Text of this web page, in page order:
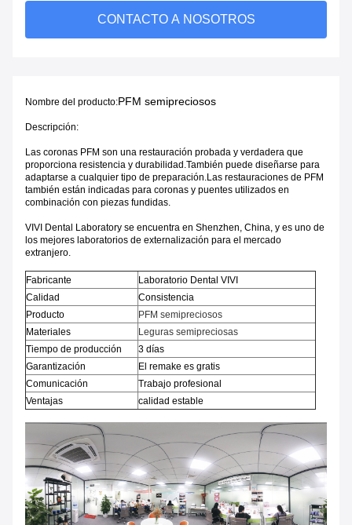
CONTACTO A NOSOTROS
Nombre del producto:PFM semipreciosos
Descripción:
Las coronas PFM son una restauración probada y verdadera que
proporciona resistencia y durabilidad.También puede diseñarse para
adaptarse a cualquier tipo de preparación.Las restauraciones de PFM
también están indicadas para coronas y puentes utilizados en
combinación con piezas fundidas.
VIVI Dental Laboratory se encuentra en Shenzhen, China, y es uno de
los mejores laboratorios de externalización para el mercado
extranjero.
Fabricante
Laboratorio Dental VIVI
Calidad
Consistencia
Producto
PFM semipreciosos
Materiales
Leguras semipreciosas
Tiempo de producción
3 días
Garantización
El remake es gratis
Comunicación
Trabajo profesional
Ventajas
calidad estable